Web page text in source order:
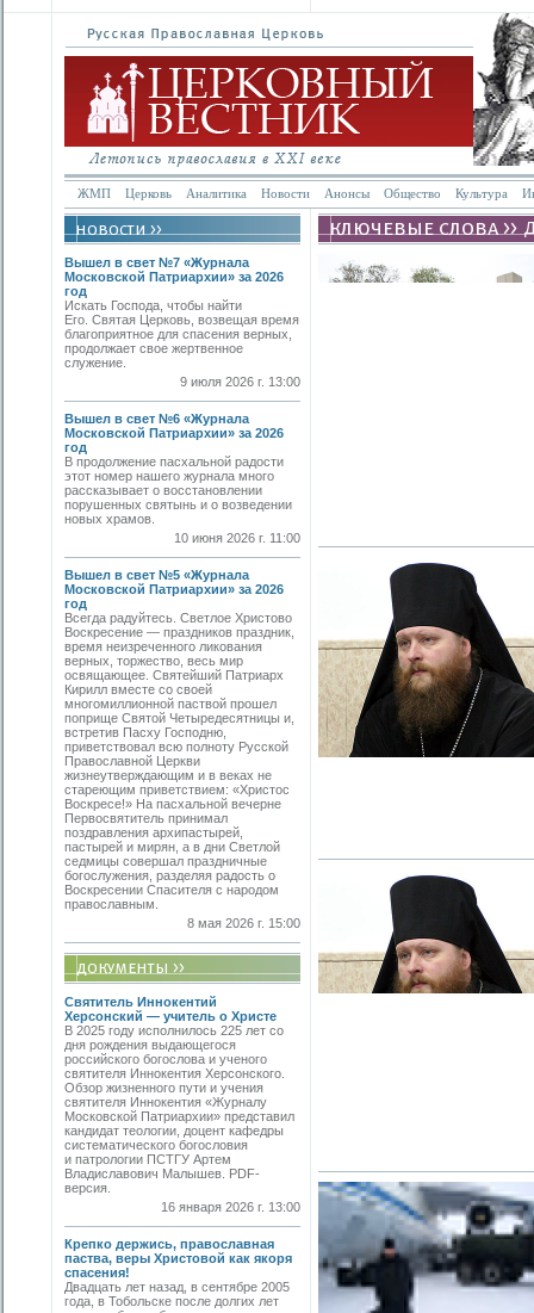
ЖМП Церковь Аналитика Новости Анонсы Общество Культура
Вышел в свет №7 «Журнала
Московской Патриархии» за 2026
год
Искать Господа, чтобы найти
Его. Святая Церковь, возвещая время
благоприятное для спасения верных,
продолжает свое жертвенное
служение.
9 июля 2026 г. 13:00
Вышел в свет №6 «Журнала
Московской Патриархии» за 2026
год
В продолжение пасхальной радости
этот номер нашего журнала много
рассказывает о восстановлении
порушенных святынь и о возведении
новых храмов.
10 июня 2026 г. 11:00
Вышел в свет №5 «Журнала
Московской Патриархии» за 2026
год
Всегда радуйтесь. Светлое Христово
Воскресение — праздников праздник,
время неизреченного ликования
верных, торжество, весь мир
освящающее. Святейший Патриарх
Кирилл вместе со своей
многомиллионной паствой прошел
поприще Святой Четыредесятницы и,
встретив Пасху Господню,
приветствовал всю полноту Русской
Православной Церкви
жизнеутверждающим и в веках не
стареющим приветствием: «Христос
Воскресе!» На пасхальной вечерне
Первосвятитель принимал
поздравления архипастырей,
пастырей и мирян, а в дни Светлой
седмицы совершал праздничные
богослужения, разделяя радость о
Воскресении Спасителя с народом
православным.
8 мая 2026 г. 15:00
Святитель Иннокентий
Херсонский — учитель о Христе
В 2025 году исполнилось 225 лет со
дня рождения выдающегося
российского богослова и ученого
святителя Иннокентия Херсонского.
Обзор жизненного пути и учения
святителя Иннокентия «Журналу
Московской Патриархии» представил
кандидат теологии, доцент кафедры
систематического богословия
и патрологии ПСТГУ Артем
Владиславович Малышев. PDF-
версия.
16 января 2026 г. 13:00
Крепко держись, православная
паства, веры Христовой как якоря
спасения!
Двадцать лет назад, в сентябре 2005
года, в Тобольске после долгих лет